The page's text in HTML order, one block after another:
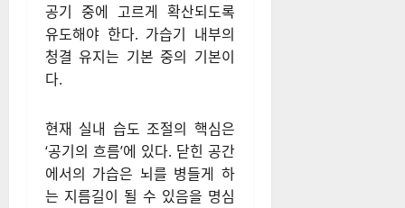
공기 중에 고르게 확산되도록
유도해야 한다. 가습기 내부의
청결 유지는 기본 중의 기본이
다.
현재 실내 습도 조절의 핵심은
‘공기의 흐름’에 있다. 닫힌 공간
에서의 가습은 뇌를 병들게 하
는 지름길이 될 수 있음을 명심